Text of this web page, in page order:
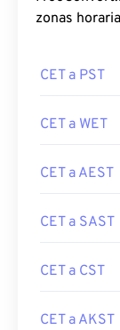
zonas
CET a PST
CET a WET
CET a AEST
CET a SAST
CET a CST
CET a AKST